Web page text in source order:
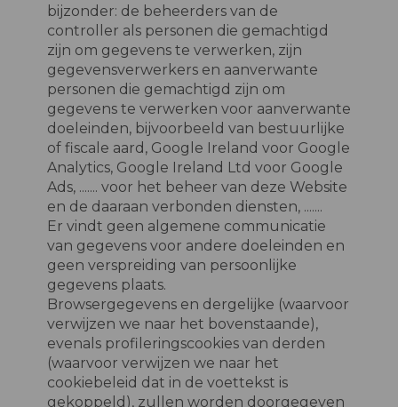
bijzonder: de beheerders van de
controller als personen die gemachtigd
zijn om gegevens te verwerken, zijn
gegevensverwerkers en aanverwante
personen die gemachtigd zijn om
gegevens te verwerken voor aanverwante
doeleinden, bijvoorbeeld van bestuurlijke
of fiscale aard, Google Ireland voor Google
Analytics, Google Ireland Ltd voor Google
Ads, ....... voor het beheer van deze Website
en de daaraan verbonden diensten, .......
Er vindt geen algemene communicatie
van gegevens voor andere doeleinden en
geen verspreiding van persoonlijke
gegevens plaats.
Browsergegevens en dergelijke (waarvoor
verwijzen we naar het bovenstaande),
evenals profileringscookies van derden
(waarvoor verwijzen we naar het
cookiebeleid dat in de voettekst is
gekoppeld), zullen worden doorgegeven